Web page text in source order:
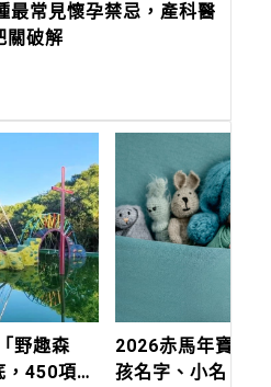
最常見懷孕禁忌，產科醫
關破解
野趣森
450項設
2026赤馬年寶寶
孩名字、小名、乳